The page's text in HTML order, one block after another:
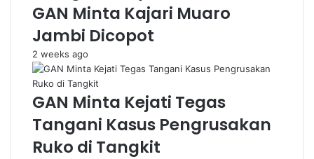
GAN Minta Kajari Muaro
Jambi Dicopot
2 weeks ago
GAN Minta Kejati Tegas
Tangani Kasus Pengrusakan
Ruko di Tangkit